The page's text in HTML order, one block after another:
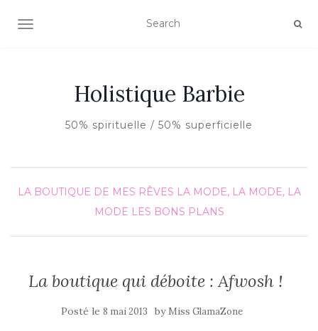
AFFICHER/MASQUER LA NAVIGATION
Holistique Barbie
50% spirituelle / 50% superficielle
LA BOUTIQUE DE MES RÊVES LA MODE, LA MODE, LA
MODE LES BONS PLANS
La boutique qui déboite : Afwosh !
Posté le 8 mai 2013 by Miss GlamaZone